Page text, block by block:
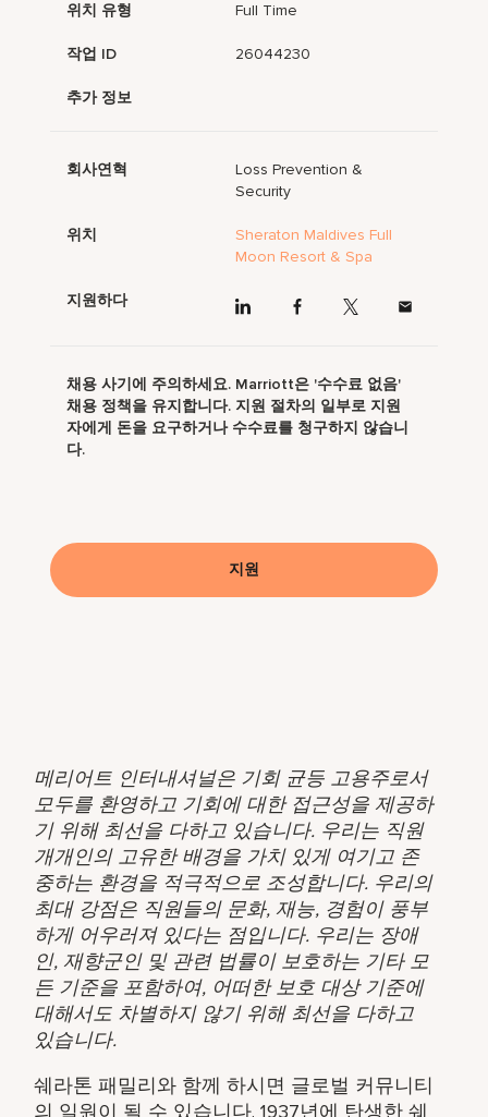
메리어트 인터내셔널은 기회 균등 고용주로서
모두를 환영하고 기회에 대한 접근성을 제공하
기 위해 최선을 다하고 있습니다. 우리는 직원
개개인의 고유한 배경을 가치 있게 여기고 존
중하는 환경을 적극적으로 조성합니다. 우리의
최대 강점은 직원들의 문화, 재능, 경험이 풍부
하게 어우러져 있다는 점입니다. 우리는 장애
인, 재향군인 및 관련 법률이 보호하는 기타 모
든 기준을 포함하여, 어떠한 보호 대상 기준에
대해서도 차별하지 않기 위해 최선을 다하고
있습니다.
쉐라톤 패밀리와 함께 하시면 글로벌 커뮤니티
의 일원이 될 수 있습니다. 1937년에 탄생한 쉐
위치 유형 Full Time
작업 ID 26044230
추가 정보
회사연혁
Loss Prevention &
Security
위치
Sheraton Maldives Full
Moon Resort & Spa
지원하다
채용 사기에 주의하세요. Marriott은 '수수료 없음'
채용 정책을 유지합니다. 지원 절차의 일부로 지원
자에게 돈을 요구하거나 수수료를 청구하지 않습니
다.
지원